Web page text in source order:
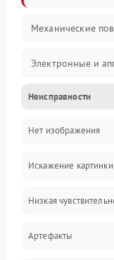
Механические
Электронные и
Неисправности
Программные
Электропитание
Измерения
Матрица
Неисправности
Нет изображения
Искажение картинки
Низкая
Артефакты